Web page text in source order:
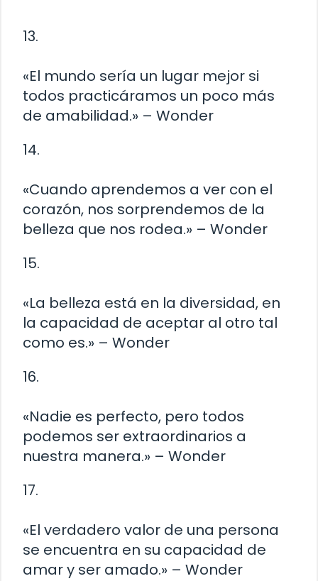
13.
«El mundo sería un lugar mejor si
todos practicáramos un poco más
de amabilidad.» – Wonder
14.
«Cuando aprendemos a ver con el
corazón, nos sorprendemos de la
belleza que nos rodea.» – Wonder
15.
«La belleza está en la diversidad, en
la capacidad de aceptar al otro tal
como es.» – Wonder
16.
«Nadie es perfecto, pero todos
podemos ser extraordinarios a
nuestra manera.» – Wonder
17.
«El verdadero valor de una persona
se encuentra en su capacidad de
amar y ser amado.» – Wonder